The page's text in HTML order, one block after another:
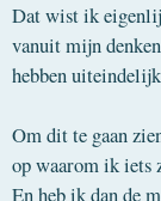
Dat wist ik
vanuit mijn
hebben
Om dit te gaan
op waarom ik iets
En heb ik dan de